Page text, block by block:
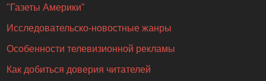
"Газеты Америки"
Исследовательско-новостные жанры
Особенности телевизионной рекламы
Как добиться доверия читателей